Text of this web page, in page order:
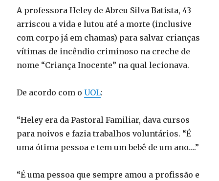
A professora Heley de Abreu Silva Batista, 43
arriscou a vida e lutou até a morte (inclusive
com corpo já em chamas) para salvar crianças
vítimas de incêndio criminoso na creche de
nome “Criança Inocente” na qual lecionava.
De acordo com oUOL:
“Heley era da Pastoral Familiar, dava cursos
para noivos e fazia trabalhos voluntários. “É
uma ótima pessoa e tem um bebê de um ano….”
“É uma pessoa que sempre amou a profissão e